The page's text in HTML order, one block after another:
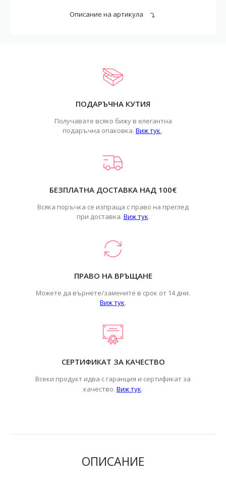
Описание на артикула
ПОДАРЪЧНА КУТИЯ
Получавате всяко бижу в елегантна
подаръчна опаковка. Виж тук.
БЕЗПЛАТНА ДОСТАВКА НАД 100€
Всяка поръчка се изпраща с право на преглед
при доставка. Виж тук.
ПРАВО НА ВРЪЩАНЕ
Можете да върнете/замените в срок от 14 дни.
Виж тук.
СЕРТИФИКАТ ЗА КАЧЕСТВО
Всеки продукт идва с гаранция и сертификат за
качество. Виж тук.
ОПИСАНИЕ